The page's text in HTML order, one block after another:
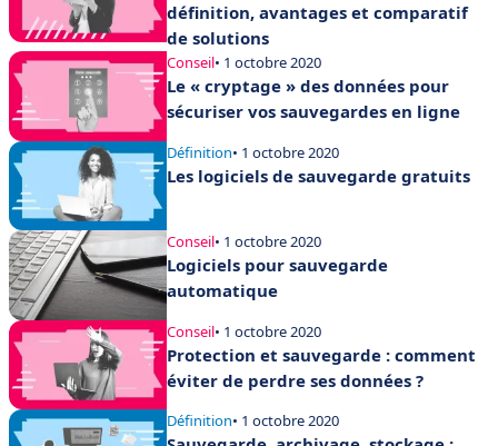
définition, avantages et comparatif
de solutions
Conseil• 1 octobre 2020
Le « cryptage » des données pour
sécuriser vos sauvegardes en ligne
Définition• 1 octobre 2020
Les logiciels de sauvegarde gratuits
Conseil• 1 octobre 2020
Logiciels pour sauvegarde
automatique
Conseil• 1 octobre 2020
Protection et sauvegarde : comment
éviter de perdre ses données ?
Définition• 1 octobre 2020